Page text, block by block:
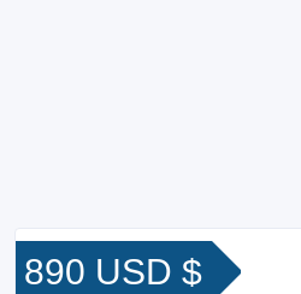
890 USD $